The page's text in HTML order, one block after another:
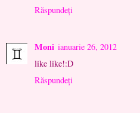
Răspundeți
Moni ianuarie 26, 2012
like like!:D
Răspundeți